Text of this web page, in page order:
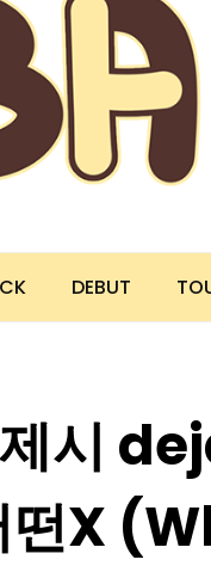
DEBUT
시
X